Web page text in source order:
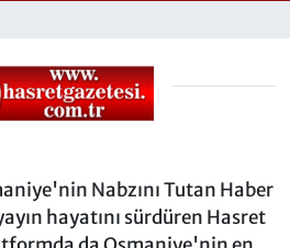
Nabzını Tutan Haber
hayatını sürdüren Hasret